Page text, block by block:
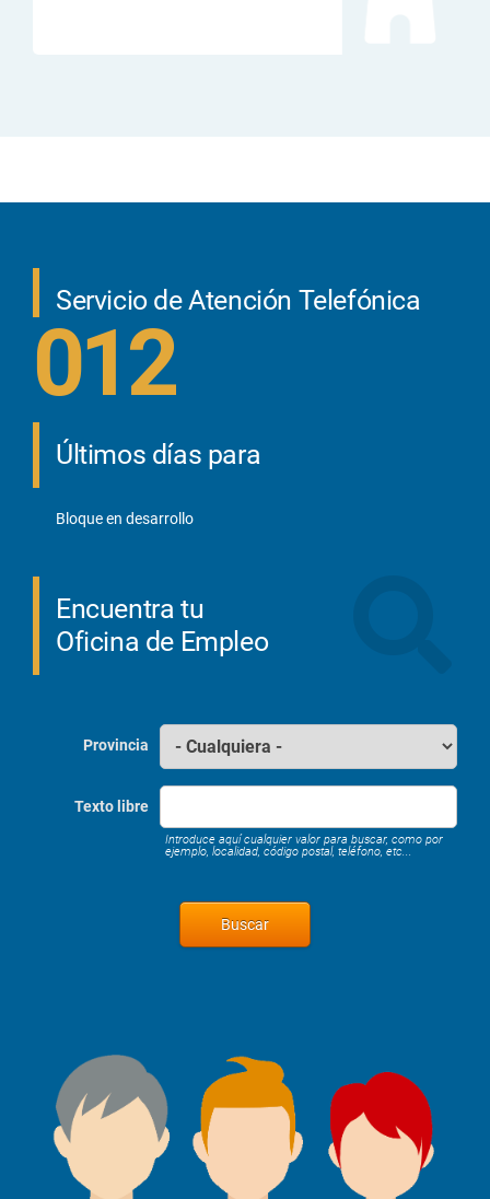
Servicio de Atención Telefónica
012
Últimos días para
Bloque en desarrollo
Encuentra tu
Oficina de Empleo
Provincia
Texto libre
Introduce aquí cualquier valor para buscar, como por
ejemplo, localidad, código postal, teléfono, etc...